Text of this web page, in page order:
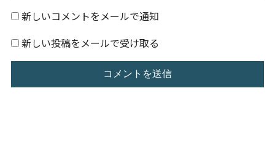
新しいコメントをメールで通知
新しい投稿をメールで受け取る